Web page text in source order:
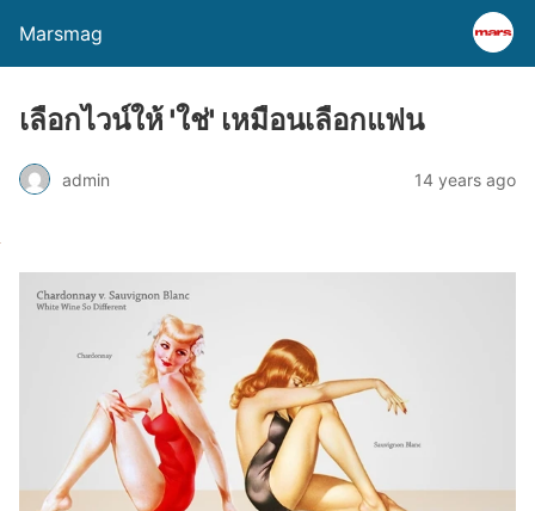
Marsmag
เลือกไวน์ให้ 'ใช่' เหมือนเลือกแฟน
admin 14 years ago